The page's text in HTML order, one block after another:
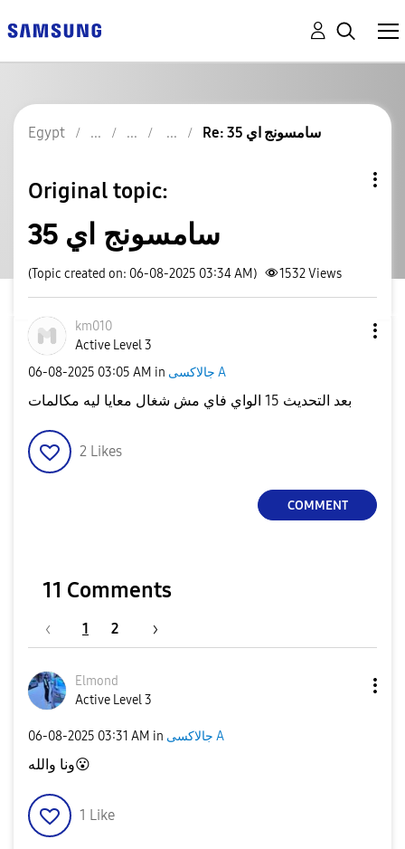
Egypt Re: سامسونج اي 35
Original topic:
سامسونج اي 35
(Topic created on: 06-08-2025 03:34 AM) 1532Views
km010
Active Level 3
‎06-08-2025 03:05 AM in جالاكسى A
بعد التحديث 15 الواي فاي مش شغال معايا ليه مكالمات
2 Likes
COMMENT
11 Comments
1 2
Elmond
Active Level 3
‎06-08-2025 03:31 AM in جالاكسى A
ونا والله😮
1 Like